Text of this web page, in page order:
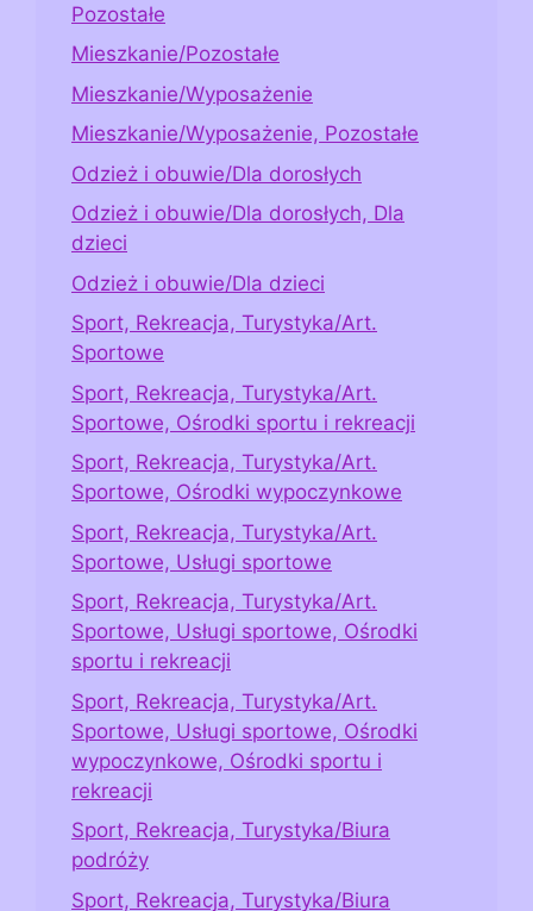
Pozostałe
Mieszkanie/Pozostałe
Mieszkanie/Wyposażenie
Mieszkanie/Wyposażenie, Pozostałe
Odzież i obuwie/Dla dorosłych
Odzież i obuwie/Dla dorosłych, Dla
dzieci
Odzież i obuwie/Dla dzieci
Sport, Rekreacja, Turystyka/Art.
Sportowe
Sport, Rekreacja, Turystyka/Art.
Sportowe, Ośrodki sportu i rekreacji
Sport, Rekreacja, Turystyka/Art.
Sportowe, Ośrodki wypoczynkowe
Sport, Rekreacja, Turystyka/Art.
Sportowe, Usługi sportowe
Sport, Rekreacja, Turystyka/Art.
Sportowe, Usługi sportowe, Ośrodki
sportu i rekreacji
Sport, Rekreacja, Turystyka/Art.
Sportowe, Usługi sportowe, Ośrodki
wypoczynkowe, Ośrodki sportu i
rekreacji
Sport, Rekreacja, Turystyka/Biura
podróży
Sport, Rekreacja, Turystyka/Biura